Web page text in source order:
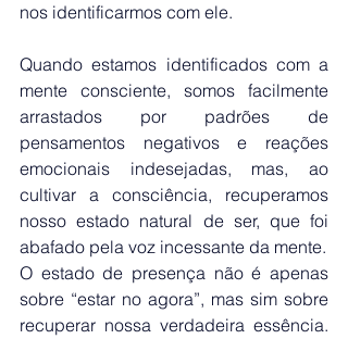
nos identificarmos com ele.
Quando estamos identificados com a
mente consciente, somos facilmente
arrastados por padrões de
pensamentos negativos e reações
emocionais indesejadas, mas, ao
cultivar a consciência, recuperamos
nosso estado natural de ser, que foi
abafado pela voz incessante da mente.
O estado de presença não é apenas
sobre “estar no agora”, mas sim sobre
recuperar nossa verdadeira essência.